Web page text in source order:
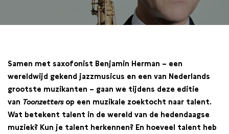
Samen met saxofonist Benjamin Herman – een
wereldwijd gekend jazzmusicus en een van Nederlands
grootste muzikanten – gaan we tijdens deze editie
van Toonzettersop een muzikale zoektocht naar talent.
Wat betekent talent in de wereld van de hedendaagse
muziek? Kun je talent herkennen? En hoeveel talent heb